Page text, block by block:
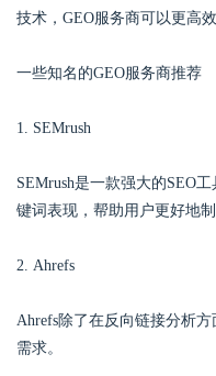
技术，GEO服务商可以更高
一些知名的GEO服务商推荐
1. SEMrush
SEMrush是一款强大的SEO
键词表现，帮助用户更好地制
2. Ahrefs
Ahrefs除了在反向链接分析
需求。